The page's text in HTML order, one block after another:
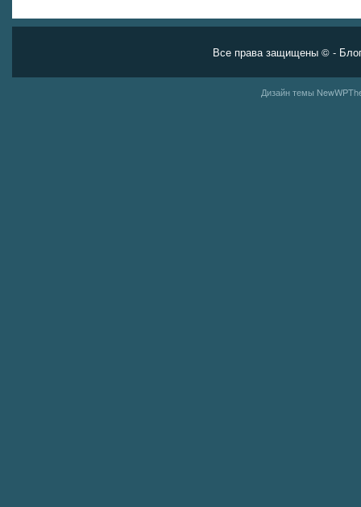
Все права защищены © -
Дизайн темы